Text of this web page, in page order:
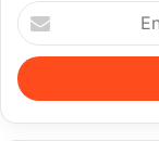
Enter
your
Email
address